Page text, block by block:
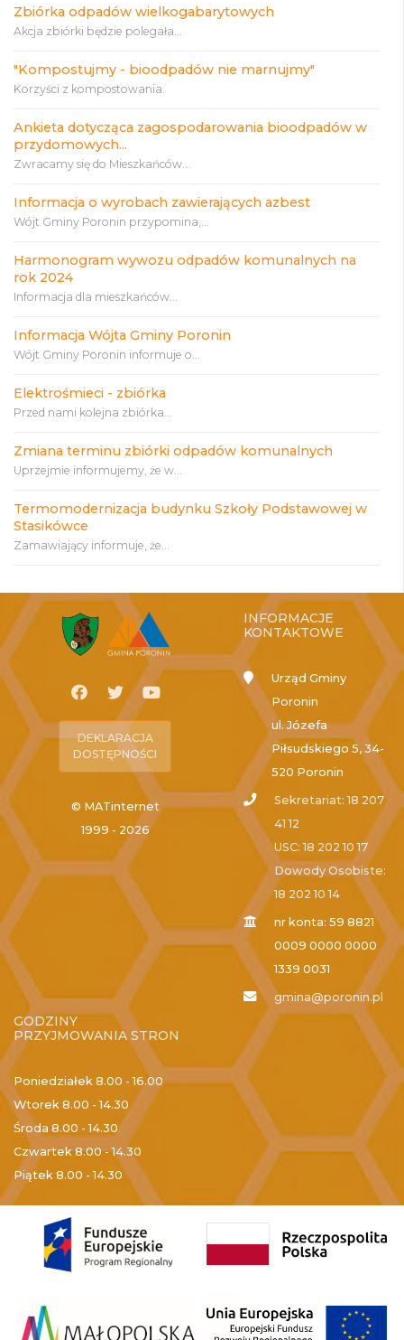
Zbiórka odpadów wielkogabarytowych
Akcja zbiórki będzie polegała...
"Kompostujmy - bioodpadów nie marnujmy"
Korzyści z kompostowania.
Ankieta dotycząca zagospodarowania bioodpadów w
przydomowych...
Zwracamy się do Mieszkańców...
Informacja o wyrobach zawierających azbest
Wójt Gminy Poronin przypomina,...
Harmonogram wywozu odpadów komunalnych na
rok 2024
Informacja dla mieszkańców...
Informacja Wójta Gminy Poronin
Wójt Gminy Poronin informuje o...
Elektrośmieci - zbiórka
Przed nami kolejna zbiórka...
Zmiana terminu zbiórki odpadów komunalnych
Uprzejmie informujemy, że w...
Termomodernizacja budynku Szkoły Podstawowej w
Stasikówce
Zamawiający informuje, że...
DEKLARACJA
DOSTĘPNOŚCI
© MATinternet
1999 - 2026
INFORMACJE
KONTAKTOWE
Urząd Gminy
Poronin
ul. Józefa
Piłsudskiego 5, 34-
520 Poronin
Sekretariat: 18 207
41 12
USC: 18 202 10 17
Dowody Osobiste:
18 202 10 14
nr konta: 59 8821
0009 0000 0000
1339 0031
gmina@poronin.pl
GODZINY
PRZYJMOWANIA STRON
Poniedziałek 8.00 - 16.00
Wtorek 8.00 - 14.30
Środa 8.00 - 14.30
Czwartek8.00 - 14.30
Piątek 8.00 - 14.30